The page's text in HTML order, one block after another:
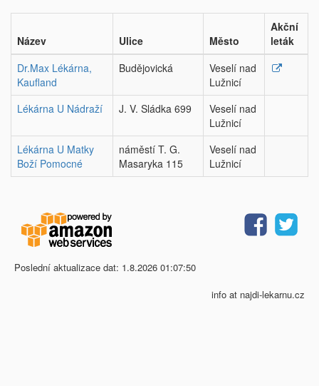
Název Ulice Město
Akční
leták
Dr.Max Lékárna,
Kaufland
Budějovická
Veselí nad
Lužnicí
Lékárna U Nádraží
J. V. Sládka 699
Veselí nad
Lužnicí
Lékárna U Matky
Boží Pomocné
náměstí T. G.
Masaryka 115
Veselí nad
Lužnicí
Poslední aktualizace dat: 1.8.2026 01:07:50
info at najdi-lekarnu.cz